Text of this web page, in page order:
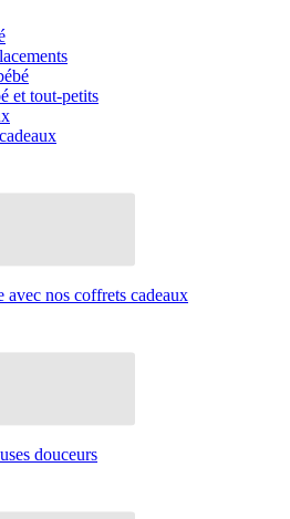
et tout-petits
avec nos coffrets cadeaux
douceurs